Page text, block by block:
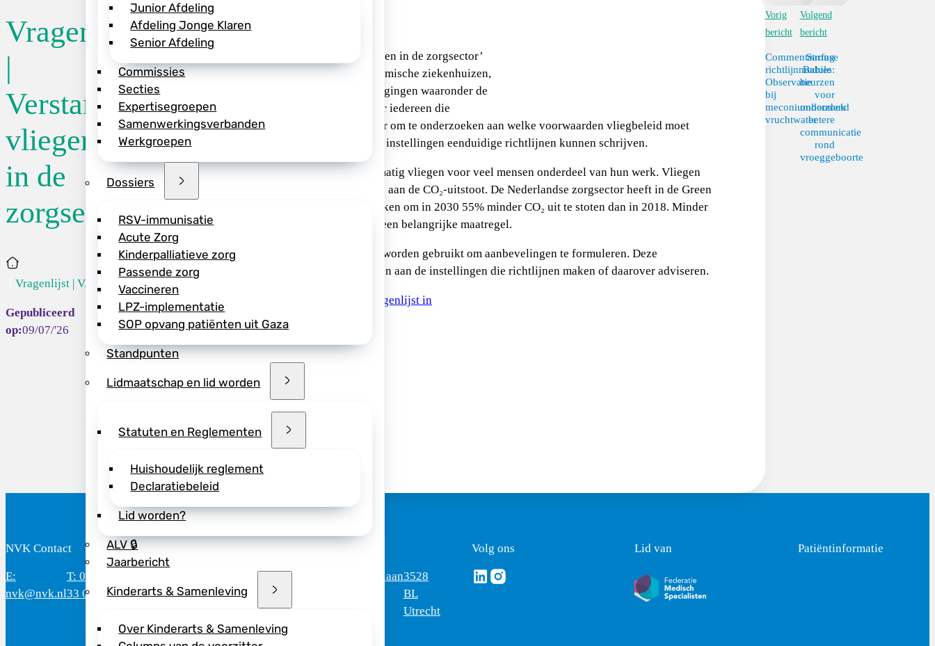
Junior Afdeling
Afdeling Jonge Klaren
Senior Afdeling
Commissies
Secties
Expertisegroepen
Samenwerkingsverbanden
Werkgroepen
Dossiers
RSV-immunisatie
Acute Zorg
Kinderpalliatieve zorg
Passende zorg
Vaccineren
LPZ-implementatie
SOP opvang patiënten uit Gaza
Standpunten
Lidmaatschap en lid worden
Statuten en Reglementen
Huishoudelijk reglement
Declaratiebeleid
Lid worden?
ALV 🔒
Jaarbericht
Kinderarts & Samenleving
Over Kinderarts & Samenleving
Vragenlijst
|
Verstandig
vliegen
in de
zorgsector
Home
Vragenlijst | V...
09/07/'26
De projectgroep ‘Verstandig vliegen in de zorgsector’
(gesteund door UMCNL, de academische ziekenhuizen,
NVZ en wetenschappelijke verenigingen waaronder de
NVK) zet een vragenlijst uit onder iedereen die
werkzaam is in de medische sector om te onderzoeken aan welke voorwaarden vliegbeleid moet
voldoen. Het doel is dat medische instellingen eenduidige richtlijnen kunnen schrijven.
In de medische sector is beroepsmatig vliegen voor veel mensen onderdeel van hun werk. Vliegen
draagt tegelijkertijd behoorlijk bij aan de CO₂-uitstoot. De Nederlandse zorgsector heeft in de Green
Deal Duurzame zorg 3.0 afgesproken om in 2030 55% minder CO₂ uit te stoten dan in 2018. Minder
en verstandiger vliegen is daarin een belangrijke maatregel.
De uitkomsten van de vragenlijst worden gebruikt om aanbevelingen te formuleren. Deze
aanbevelingen worden aangeboden aan de instellingen die richtlijnen maken of daarover adviseren.
>> Vul uiterlijk 2 augustus de vragenlijst in
Deel dit bericht via:
Vorig
bericht
Commentaarfase
richtlijnmodule
Observatie
bij
meconiumhoudend
vruchtwater
Volgend
bericht
Strong
Babies:
beurzen
voor
onderzoek
betere
communicatie
rond
vroeggeboorte
NVK Contact
E:
nvk@nvk.nl
T: 088 - 282
33 06
Bereikbaar: 8.30 - 17.00 uur
(werkdagen)
Mercatorlaan3528
BL
Utrecht
Volg ons
Volg ons via Linkedin
Volg ons via Instagram
Lid van Patiëntinformatie